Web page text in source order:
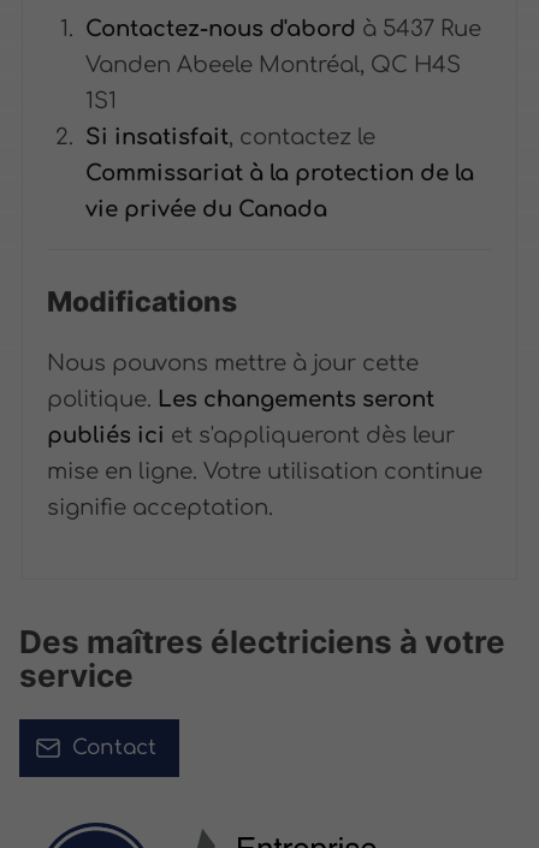
Contactez-nous d'abord à 5437 Rue
Vanden Abeele Montréal, QC H4S
1S1
Si insatisfait, contactez le
Commissariat à la protection de la
vie privée du Canada
Modifications
Nous pouvons mettre à jour cette
politique. Les changements seront
publiés ici et s'appliqueront dès leur
mise en ligne. Votre utilisation continue
signifie acceptation.
Des maîtres électriciens à votre
service
Contact